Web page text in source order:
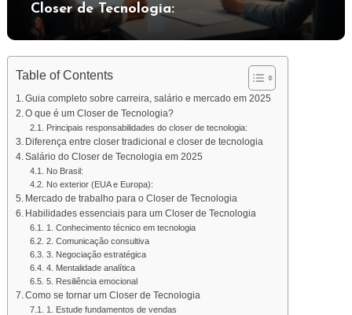
Closer de Tecnologia:
Table of Contents
Guia completo sobre carreira, salário e mercado em 2025
O que é um Closer de Tecnologia?
Principais responsabilidades do closer de tecnologia:
Diferença entre closer tradicional e closer de tecnologia
Salário do Closer de Tecnologia em 2025
No Brasil:
No exterior (EUA e Europa):
Mercado de trabalho para o Closer de Tecnologia
Habilidades essenciais para um Closer de Tecnologia
1. Conhecimento técnico em tecnologia
2. Comunicação consultiva
3. Negociação estratégica
4. Mentalidade analítica
5. Resiliência emocional
Como se tornar um Closer de Tecnologia
1. Estude fundamentos de vendas